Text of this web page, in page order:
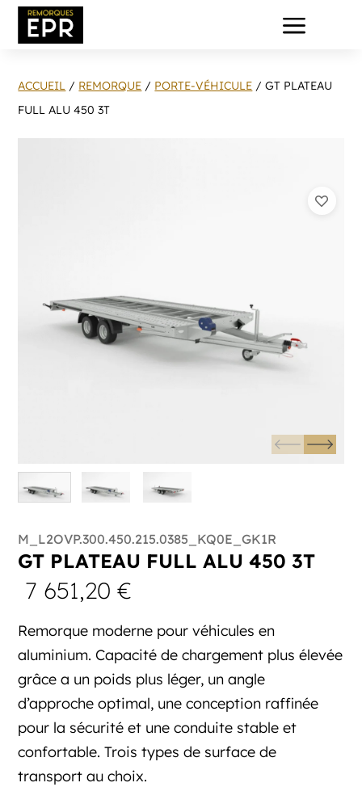
a
ACCUEIL / REMORQUE / PORTE-VÉHICULE / GT PLATEAU
FULL ALU 450 3T
M_L2OVP.300.450.215.0385_KQ0E_GK1R
GT PLATEAU FULL ALU 450 3T
7 651,20€
Remorque moderne pour véhicules en
aluminium. Capacité de chargement plus élevée
grâce a un poids plus léger, un angle
d’approche optimal, une conception raffinée
pour la sécurité et une conduite stable et
confortable. Trois types de surface de
transport au choix.